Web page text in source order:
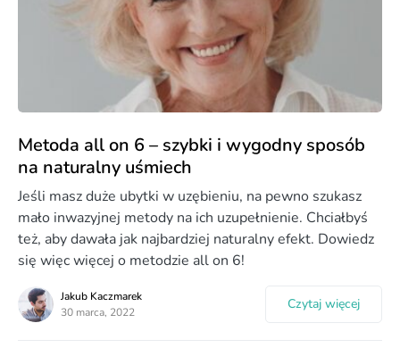
Metoda all on 6 – szybki i wygodny sposób
na naturalny uśmiech
Jeśli masz duże ubytki w uzębieniu, na pewno szukasz
mało inwazyjnej metody na ich uzupełnienie. Chciałbyś
też, aby dawała jak najbardziej naturalny efekt. Dowiedz
się więc więcej o metodzie all on 6!
Jakub Kaczmarek
30 marca, 2022
Czytaj więcej